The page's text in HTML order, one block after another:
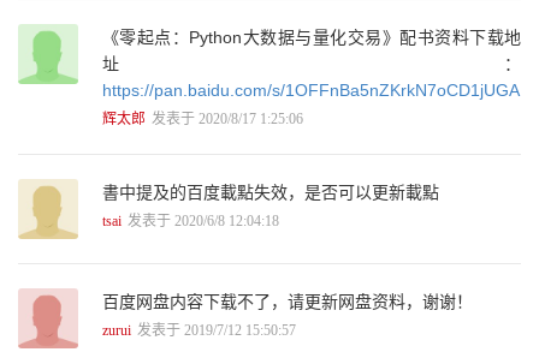
2.2.4 主流Python量化框架 70
2.3 常用量化软件包 78
2.3.1 常用量化软件包简介 79
2.3.2 案例2-2：模块库列表 80
2.4 常用量化技术指标 82
2.4.3 TA-Lib函数调用 86
2.4.4 量化分析常用指标 88
2.5 经典量化策略 90
2.5.2 Beta策略 92
2.5.3 海龟交易法则 93
2.5.4 ETF套利策略 95
《零起点：Python大数据与量化交易》配书资料下载地
址：
https://pan.baidu.com/s/1OFFnBa5nZKrkN7oCD1jUGA
辉太郎 发表于 2020/8/17 1:25:06
書中提及的百度載點失效，是否可以更新載點
tsai 发表于 2020/6/8 12:04:18
百度网盘内容下载不了，请更新网盘资料，谢谢！
zurui 发表于 2019/7/12 15:50:57